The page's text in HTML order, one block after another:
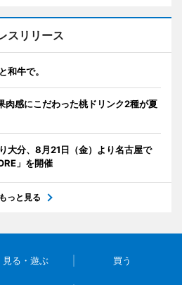
スリリース
和牛で。
肉感にこだわった桃ドリンク2種が夏
大分、8月21日（金）より名古屋で
」を開催
もっと見る
見る・遊ぶ 買う